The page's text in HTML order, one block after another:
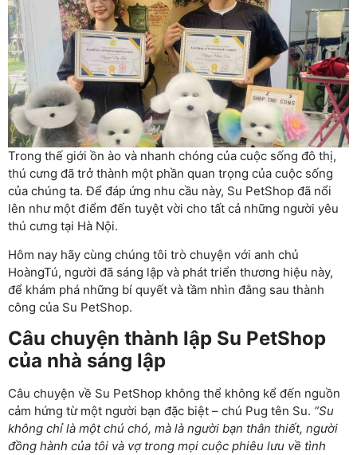
Trong thế giới ồn ào và nhanh chóng của cuộc sống đô thị,
thú cưng đã trở thành một phần quan trọng của cuộc sống
của chúng ta. Để đáp ứng nhu cầu này, Su PetShop đã nổi
lên như một điểm đến tuyệt vời cho tất cả những người yêu
thú cưng tại Hà Nội.
Hôm nay hãy cùng chúng tôi trò chuyện với anh chủ
HoàngTú, người đã sáng lập và phát triển thương hiệu này,
để khám phá những bí quyết và tầm nhìn đằng sau thành
công của Su PetShop.
Câu chuyện thành lập Su PetShop
của nhà sáng lập
Câu chuyện về Su PetShop không thể không kể đến nguồn
cảm hứng từ một người bạn đặc biệt – chú Pug tên Su. “Su
không chỉ là một chú chó, mà là người bạn thân thiết, người
đồng hành của tôi và vợ trong mọi cuộc phiêu lưu về tình